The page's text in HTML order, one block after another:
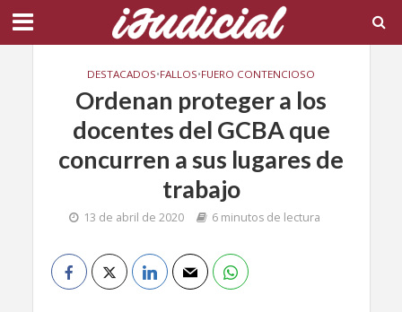
DESTACADOS•FALLOS•FUERO CONTENCIOSO
Ordenan proteger a los
docentes del GCBA que
concurren a sus lugares de
trabajo
13 de abril de 2020 6 minutos de lectura